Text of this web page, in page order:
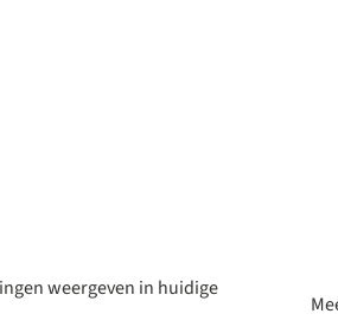
weergeven in huidige